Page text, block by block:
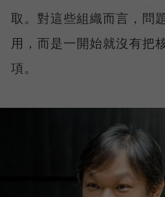
取。對這些組織而言，問
用，而是一開始就沒有把
項。